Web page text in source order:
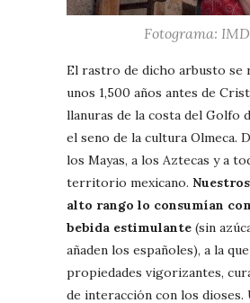
Fotograma:
El rastro de dicho arbusto se
unos 1,500 años antes de
llanuras de la costa del Golfo
el seno de la cultura Olmeca.
los Mayas, a los Aztecas y a
territorio mexicano.
alto rango lo consumían
bebida estimulante (sin
añaden los españoles), a la
propiedades vigorizantes,
de interacción con los dioses.